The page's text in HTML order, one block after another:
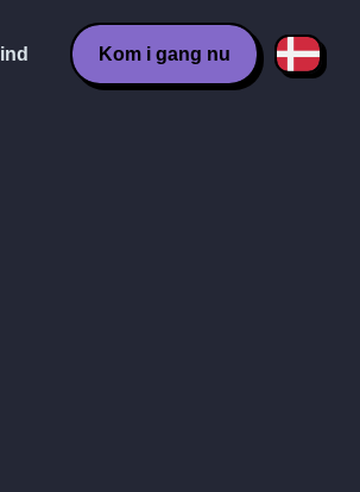
Kom i gang nu